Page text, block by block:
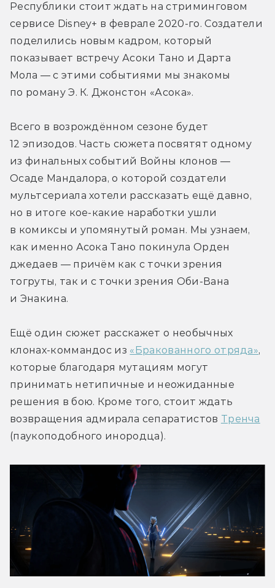
Республики стоит ждать на стриминговом
сервисе Disney+ в феврале 2020-го. Создатели
поделились новым кадром, который
показывает встречу Асоки Тано и Дарта
Мола — с этими событиями мы знакомы
по роману Э. К. Джонстон «Асока».
Всего в возрождённом сезоне будет
12 эпизодов. Часть сюжета посвятят одному
из финальных событий Войны клонов —
Осаде Мандалора, о которой создатели
мультсериала хотели рассказать ещё давно,
но в итоге кое-какие наработки ушли
в комиксы и упомянутый роман. Мы узнаем,
как именно Асока Тано покинула Орден
джедаев — причём как с точки зрения
тогруты, так и с точки зрения Оби-Вана
и Энакина.
Ещё один сюжет расскажет о необычных
клонах-коммандос из «Бракованного отряда»,
которые благодаря мутациям могут
принимать нетипичные и неожиданные
решения в бою. Кроме того, стоит ждать
возвращения адмирала сепаратистов Тренча
(паукоподобного инородца).